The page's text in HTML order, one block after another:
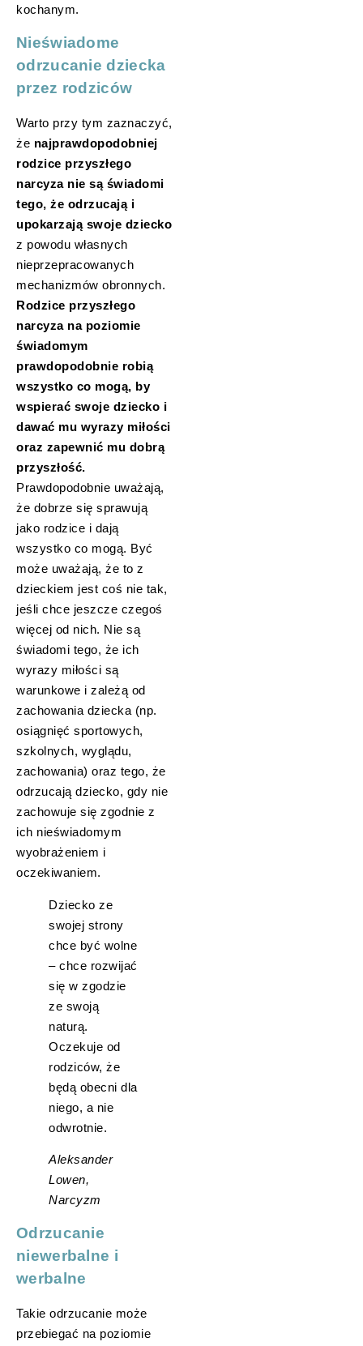
kochanym.
Nieświadome
odrzucanie dziecka
przez rodziców
Warto przy tym zaznaczyć,
że najprawdopodobniej
rodzice przyszłego
narcyza nie są świadomi
tego, że odrzucają i
upokarzają swoje dziecko
z powodu własnych
nieprzepracowanych
mechanizmów obronnych.
Rodzice przyszłego
narcyza na poziomie
świadomym
prawdopodobnie robią
wszystko co mogą, by
wspierać swoje dziecko i
dawać mu wyrazy miłości
oraz zapewnić mu dobrą
przyszłość.
Prawdopodobnie uważają,
że dobrze się sprawują
jako rodzice i dają
wszystko co mogą. Być
może uważają, że to z
dzieckiem jest coś nie tak,
jeśli chce jeszcze czegoś
więcej od nich. Nie są
świadomi tego, że ich
wyrazy miłości są
warunkowe i zależą od
zachowania dziecka (np.
osiągnięć sportowych,
szkolnych, wyglądu,
zachowania) oraz tego, że
odrzucają dziecko, gdy nie
zachowuje się zgodnie z
ich nieświadomym
wyobrażeniem i
oczekiwaniem.
Dziecko ze
swojej strony
chce być wolne
– chce rozwijać
się w zgodzie
ze swoją
naturą.
Oczekuje od
rodziców, że
będą obecni dla
niego, a nie
odwrotnie.
Aleksander
Lowen,
Narcyzm
Odrzucanie
niewerbalne i
werbalne
Takie odrzucanie może
przebiegać na poziomie